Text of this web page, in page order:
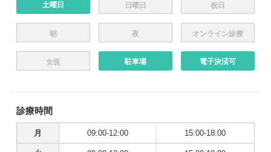
土曜日 日曜日 祝日
朝 夜 オンライン診療
女医 駐車場 電子決済可
診療時間
月 09:00-12:00 15:00-18:00